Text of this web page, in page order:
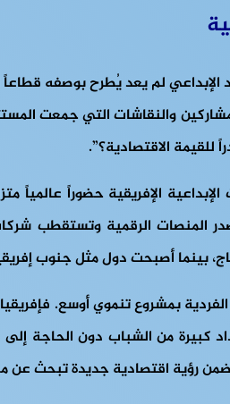
القوة الناعمة الإفريقية 2026 هو أن
والنقاشات التي جمعت
الاقتصادية؟”.
الإفريقية حضوراً
الرقمية وتستقطب شركات
أصبحت دول مثل جنوب إفريقيا
بمشروع تنموي أوسع.
كبيرة من الشباب دون الحاجة
رؤية اقتصادية جديدة تبحث عن